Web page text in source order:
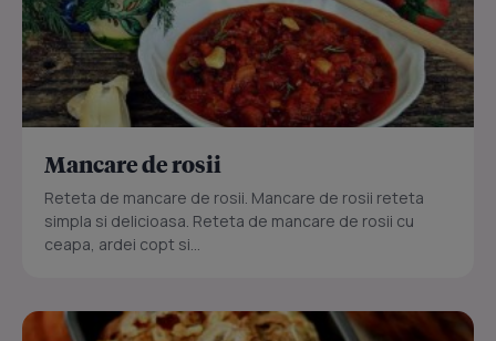
Mancare de rosii
Reteta de mancare de rosii. Mancare de rosii reteta
simpla si delicioasa. Reteta de mancare de rosii cu
ceapa, ardei copt si...